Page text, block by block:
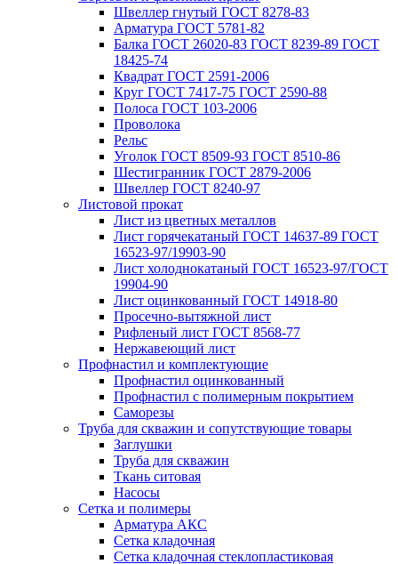
Швеллер гнутый ГОСТ 8278-83
Арматура ГОСТ 5781-82
Балка ГОСТ 26020-83 ГОСТ 8239-89 ГОСТ
18425-74
Квадрат ГОСТ 2591-2006
Круг ГОСТ 7417-75 ГОСТ 2590-88
Полоса ГОСТ 103-2006
Проволока
Рельс
Уголок ГОСТ 8509-93 ГОСТ 8510-86
Шестигранник ГОСТ 2879-2006
Швеллер ГОСТ 8240-97
Листовой прокат
Лист из цветных металлов
Лист горячекатаный ГОСТ 14637-89 ГОСТ
16523-97/19903-90
Лист холоднокатаный ГОСТ 16523-97/ГОСТ
19904-90
Лист оцинкованный ГОСТ 14918-80
Просечно-вытяжной лист
Рифленый лист ГОСТ 8568-77
Нержавеющий лист
Профнастил и комплектующие
Профнастил оцинкованный
Профнастил с полимерным покрытием
Саморезы
Труба для скважин и сопутствующие товары
Заглушки
Труба для скважин
Ткань ситовая
Насосы
Сетка и полимеры
Арматура АКС
Сетка кладочная
Сетка кладочная стеклопластиковая